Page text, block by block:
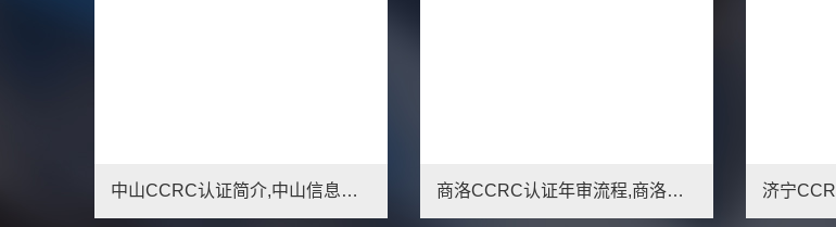
济宁CCRC认证年审流程,济宁信息安全服务资质办理条件 吐鲁番CCRC认证年审流程,吐鲁番信息安全服务资质办理条件